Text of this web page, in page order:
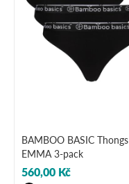
BAMBOO BASIC Thongs
EMMA 3-pack
560,00 Kč